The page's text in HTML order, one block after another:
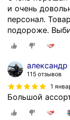
и очень
персонал.
подороже.
александр
115 отзывов
1
Большой